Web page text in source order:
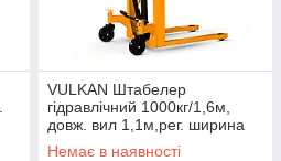
VULKAN Штабелер
гідравлічний 1000кг/1,6м,
довж. вил 1,1м,рег. ширина
вил, колір - жовтий
Немає в наявності